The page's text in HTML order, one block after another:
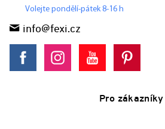
Volejte pondělí-pátek 8-16 h
info@fexi.cz
Pro zákazníky